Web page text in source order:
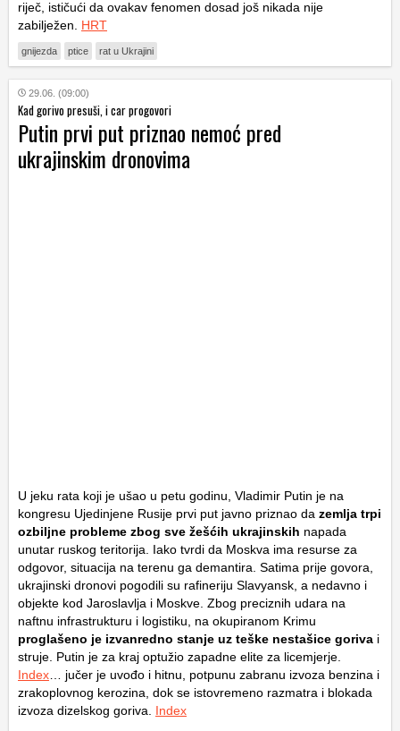
riječ, ističući da ovakav fenomen dosad još nikada nije
zabilježen. HRT
gnijezda ptice rat u Ukrajini
29.06. (09:00)
Kad gorivo presuši, i car progovori
Putin prvi put priznao nemoć pred
ukrajinskim dronovima
U jeku rata koji je ušao u petu godinu, Vladimir Putin je na
kongresu Ujedinjene Rusije prvi put javno priznao da zemlja trpi
ozbiljne probleme zbog sve žešćih ukrajinskih napada
unutar ruskog teritorija. Iako tvrdi da Moskva ima resurse za
odgovor, situacija na terenu ga demantira. Satima prije govora,
ukrajinski dronovi pogodili su rafineriju Slavyansk, a nedavno i
objekte kod Jaroslavlja i Moskve. Zbog preciznih udara na
naftnu infrastrukturu i logistiku, na okupiranom Krimu
proglašeno je izvanredno stanje uz teške nestašice goriva i
struje. Putin je za kraj optužio zapadne elite za licemjerje.
Index … jučer je uvođo i hitnu, potpunu zabranu izvoza benzina i
zrakoplovnog kerozina, dok se istovremeno razmatra i blokada
izvoza dizelskog goriva. Index